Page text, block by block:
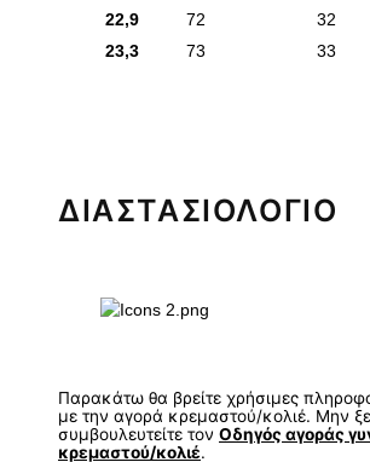
22,9
72
32
23,3
73 33
ΔΙΑΣΤΑΣΙΟΛΟΓΙΟ
Παρακάτω θα βρείτε χρήσιμες
με την αγορά κρεμαστού/κολιέ. Μην
συμβουλευτείτε τον Οδηγός αγοράς
κρεμαστού/κολιέ.